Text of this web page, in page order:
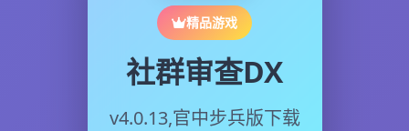
精品游戏
社群审查DX
v4.0.13,官中步兵版下载